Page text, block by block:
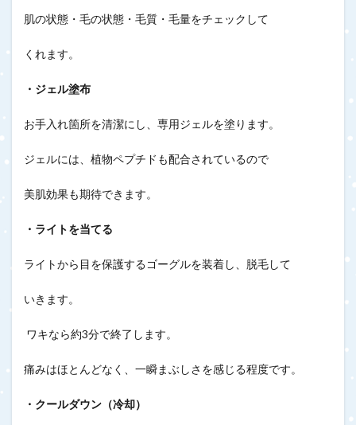
肌の状態・毛の状態・毛質・毛量をチェックして
くれます。
・ジェル塗布
お手入れ箇所を清潔にし、専用ジェルを塗ります。
ジェルには、植物ペプチドも配合されているので
美肌効果も期待できます。
・ライトを当てる
ライトから目を保護するゴーグルを装着し、脱毛して
いきます。
ワキなら約3分で終了します。
痛みはほとんどなく、一瞬まぶしさを感じる程度です。
・クールダウン（冷却）